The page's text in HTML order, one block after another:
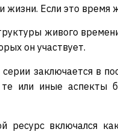
Если это
живого
он участвует.
заключается в
или иные аспекты
включался